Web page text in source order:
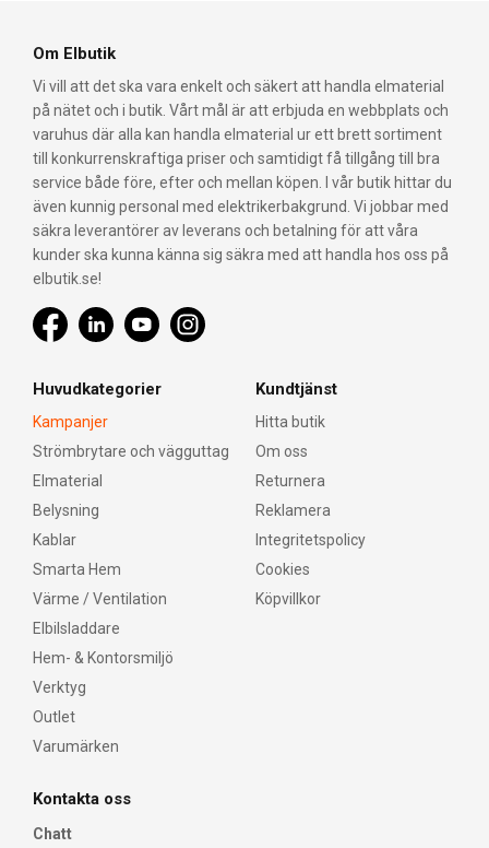
Om Elbutik
Vi vill att det ska vara enkelt och säkert att handla elmaterial
på nätet och i butik. Vårt mål är att erbjuda en webbplats och
varuhus där alla kan handla elmaterial ur ett brett sortiment
till konkurrenskraftiga priser och samtidigt få tillgång till bra
service både före, efter och mellan köpen. I vår butik hittar du
även kunnig personal med elektrikerbakgrund. Vi jobbar med
säkra leverantörer av leverans och betalning för att våra
kunder ska kunna känna sig säkra med att handla hos oss på
elbutik.se!
Huvudkategorier
Kampanjer
Strömbrytare och vägguttag
Elmaterial
Belysning
Kablar
Smarta Hem
Värme / Ventilation
Elbilsladdare
Hem- & Kontorsmiljö
Verktyg
Outlet
Varumärken
Kundtjänst
Hitta butik
Om oss
Returnera
Reklamera
Integritetspolicy
Cookies
Köpvillkor
Kontakta oss
Chatt